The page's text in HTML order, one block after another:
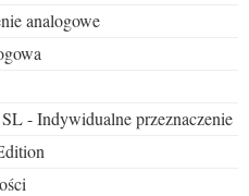
analogowe
- Indywidualne przeznaczenie